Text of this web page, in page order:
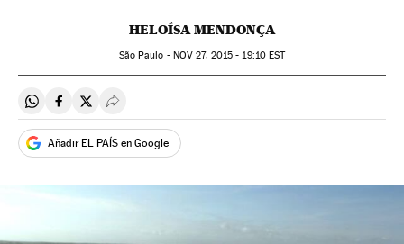
HELOÍSA MENDONÇA
São Paulo - NOV 27, 2015 - 19:10EST
Compartir en Whatsapp
Compartir en Facebook
Compartir en Twitter
Desplegar Redes Sociales
Añadir EL PAÍS en Google